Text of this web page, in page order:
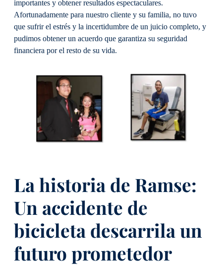
importantes y obtener resultados espectaculares.
Afortunadamente para nuestro cliente y su familia, no tuvo
que sufrir el estrés y la incertidumbre de un juicio completo, y
pudimos obtener un acuerdo que garantiza su seguridad
financiera por el resto de su vida.
La historia de Ramse:
Un accidente de
bicicleta descarrila un
futuro prometedor